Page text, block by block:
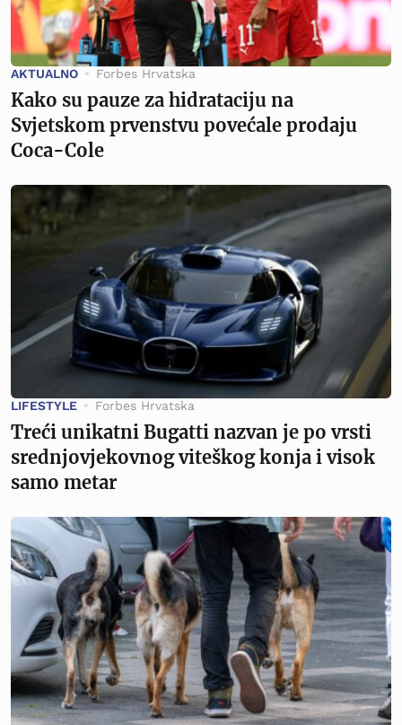
AKTUALNO Forbes Hrvatska
Kako su pauze za hidrataciju na
Svjetskom prvenstvu povećale prodaju
Coca-Cole
LIFESTYLE Forbes Hrvatska
Treći unikatni Bugatti nazvan je po vrsti
srednjovjekovnog viteškog konja i visok
samo metar